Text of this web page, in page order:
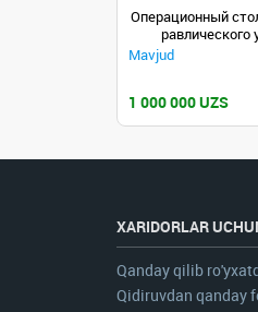
Операционный
равлического
Mavjud
1 000 000 UZS
XARIDORLAR
Qanday qilib
Qidiruvdan qanday